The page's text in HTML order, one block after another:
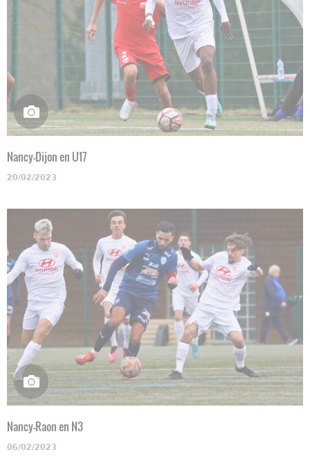
Nancy-Dijon en U17
20/02/2023
Nancy-Raon en N3
06/02/2023